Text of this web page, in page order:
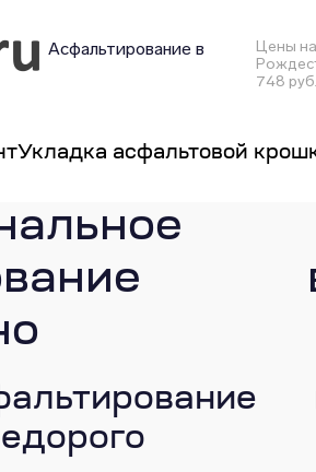
Асфальтирование в
Цены
748
Укладка асфальтовой